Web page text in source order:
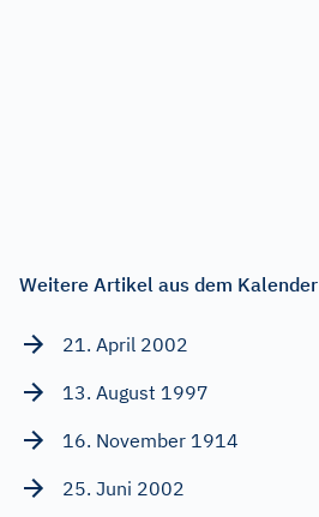
Weitere Artikel aus dem Kalender
21. April 2002
13. August 1997
16. November 1914
25. Juni 2002